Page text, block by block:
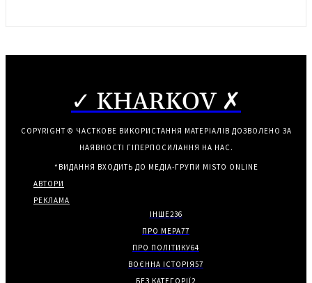
✓ KHARKOV ✗
COPYRIGHT © ЧАСТКОВЕ ВИКОРИСТАННЯ МАТЕРІАЛІВ ДОЗВОЛЕНО ЗА
НАЯВНОСТІ ГІПЕРПОСИЛАННЯ НА НАС.
*ВИДАННЯ ВХОДИТЬ ДО МЕДІА-ГРУПИ MISTO ONLINE
АВТОРИ
РЕКЛАМА
ІНШЕ236
ПРО МЕРА77
ПРО ПОЛІТИКУ64
ВОЄННА ІСТОРІЯ57
БЕЗ КАТЕГОРІЇ2